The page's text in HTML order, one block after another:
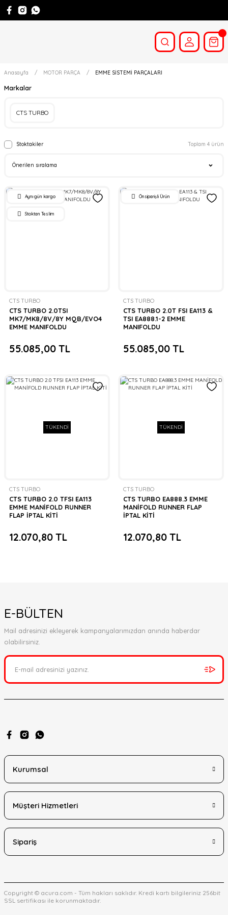
Anasayfa MOTOR PARÇA EMME SİSTEMİ PARÇALARI
Markalar
CTS TURBO
Stoktakiler Toplam 4 ürün
Aynı gün kargo
Stoktan Teslim
CTS TURBO
CTS TURBO 2.0TSI
MK7/MK8/8V/8Y MQB/EVO4
EMME MANIFOLDU
55.085,00 TL
Önsiparişli Ürün
CTS TURBO
CTS TURBO 2.0T FSI EA113 &
TSI EA888.1-2 EMME
MANIFOLDU
55.085,00 TL
TÜKENDİ
CTS TURBO
CTS TURBO 2.0 TFSI EA113
EMME MANİFOLD RUNNER
FLAP İPTAL KİTİ
12.070,80 TL
TÜKENDİ
CTS TURBO
CTS TURBO EA888.3 EMME
MANİFOLD RUNNER FLAP
İPTAL KİTİ
12.070,80 TL
E-BÜLTEN
Mail adresinizi ekleyerek kampanyalarımızdan anında haberdar
olabilirsiniz.
Kurumsal
Müşteri Hizmetleri
Sipariş
Copyright © acura.com - Tüm hakları saklıdır. Kredi kartı bilgileriniz 256bit
SSL sertifikası ile korunmaktadır.